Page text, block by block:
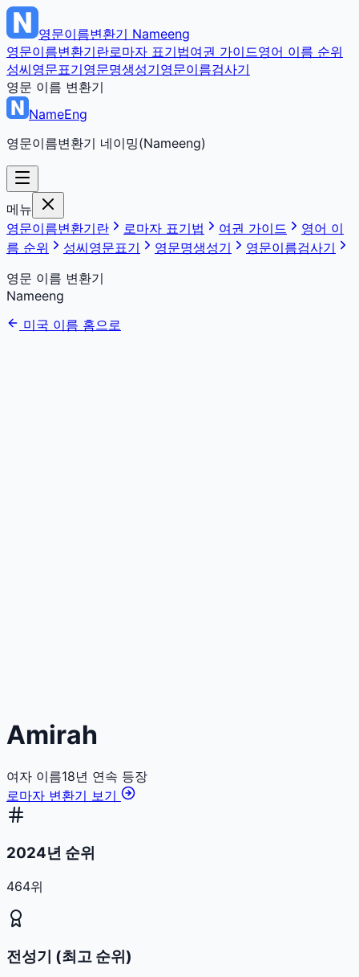
영문이름변환기 Nameeng
영문이름변환기란로마자 표기법여권 가이드영어 이름 순위
성씨영문표기영문명생성기영문이름검사기
영문 이름 변환기
NameEng
영문이름변환기 네이밍(Nameeng)
메뉴
영문이름변환기란
로마자 표기법 여권 가이드
영어 이
름 순위
성씨영문표기 영문명생성기
영문이름검사기
영문 이름 변환기
Nameeng
미국 이름 홈으로
Amirah
여자 이름18년 연속 등장
로마자 변환기 보기
2024년 순위
464위
전성기 (최고 순위)